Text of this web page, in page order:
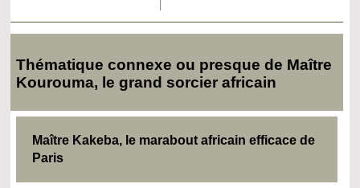
Thématique connexe ou presque de Maître
Kourouma, le grand sorcier africain
Maître Kakeba, le marabout africain efficace de
Paris